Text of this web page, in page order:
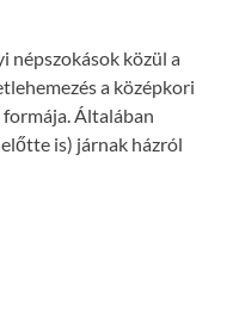
népszokások közül a
a középkori
Általában
is) járnak házról